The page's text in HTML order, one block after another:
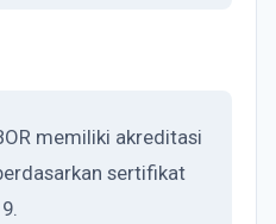
memiliki akreditasi
sertifikat